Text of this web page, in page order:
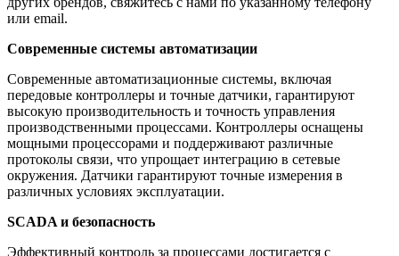
или email.
Современные системы автоматизации
Современные автоматизационные системы, включая
передовые контроллеры и точные датчики, гарантируют
высокую производительность и точность управления
производственными процессами. Контроллеры оснащены
мощными процессорами и поддерживают различные
протоколы связи, что упрощает интеграцию в сетевые
окружения. Датчики гарантируют точные измерения в
различных условиях эксплуатации.
SCADA и безопасность
Эффективный контроль за процессами достигается с